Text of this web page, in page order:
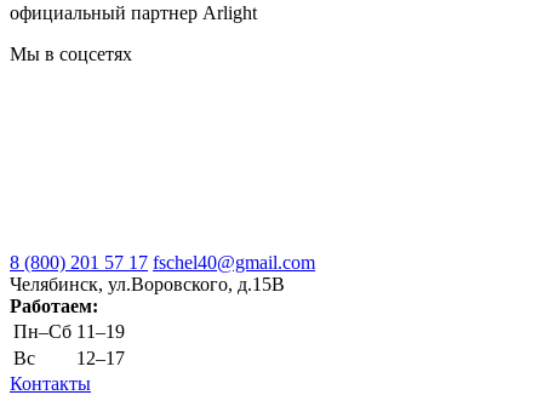
официальный партнер Arlight
Мы в соцсетях
8 (800) 201 57 17 fschel40@gmail.com
Челябинск, ул.Воровского, д.15В
Работаем:
Пн–Cб 11–19
Вс
12–17
Контакты